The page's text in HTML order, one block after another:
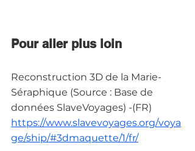
Pour aller plus loin
Reconstruction 3D de la Marie-
Séraphique (Source : Base de
données SlaveVoyages) -(FR)
https://www.slavevoyages.org/voya
ge/ship/#3dmaquette/1/fr/